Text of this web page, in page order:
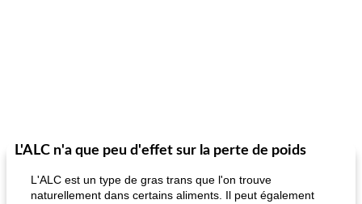
L'ALC n'a que peu d'effet sur la perte de poids
L'ALC est un type de gras trans que l'on trouve
naturellement dans certains aliments. Il peut également